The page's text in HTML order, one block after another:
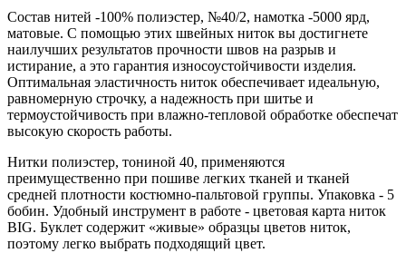
Состав нитей -100% полиэстер, №40/2, намотка -5000 ярд,
матовые. С помощью этих швейных ниток вы достигнете
наилучших результатов прочности швов на разрыв и
истирание, а это гарантия износоустойчивости изделия.
Оптимальная эластичность ниток обеспечивает идеальную,
равномерную строчку, а надежность при шитье и
термоустойчивость при влажно-тепловой обработке обеспечат
высокую скорость работы.
Нитки полиэстер, тониной 40, применяются
преимущественно при пошиве легких тканей и тканей
средней плотности костюмно-пальтовой группы. Упаковка - 5
бобин. Удобный инструмент в работе - цветовая карта ниток
BIG. Буклет содержит «живые» образцы цветов ниток,
поэтому легко выбрать подходящий цвет.